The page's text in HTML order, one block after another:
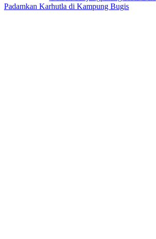
Padamkan Karhutla di Kampung Bugis